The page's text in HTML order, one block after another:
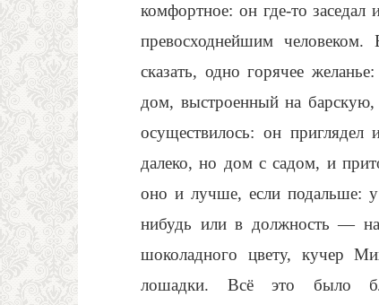
комфортное: он где-то
превосходнейшим
сказать, одно горячее
дом, выстроенный на барскую,
осуществилось: он
далеко, но дом с садом, и
оно и лучше, если подальше:
нибудь или в должность — на
шоколадного цвету, кучер
лошадки. Всё это было